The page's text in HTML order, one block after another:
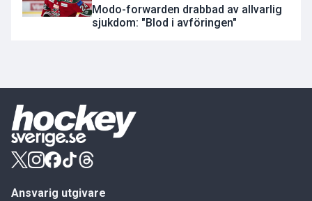
Modo-forwarden drabbad av allvarlig
sjukdom: "Blod i avföringen"
Ansvarig utgivare